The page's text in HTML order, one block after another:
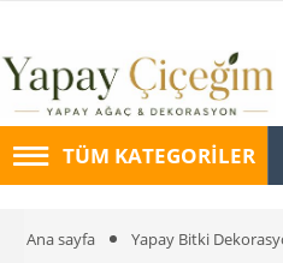
TÜM KATEGORILER
Ana sayfa Yapay Bitki